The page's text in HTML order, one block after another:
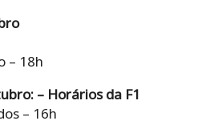
– 18h
– Horários da F1
– 16h